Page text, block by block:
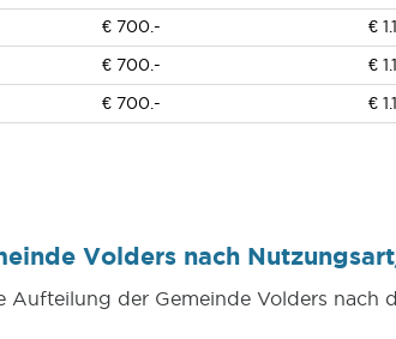
€ 700.-
€
€ 700.-
€
€ 700.- €
Volders nach
Aufteilung der Gemeinde Volders nach